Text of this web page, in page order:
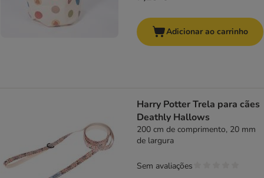
Adicionar ao carrinho
Harry Potter Trela para cães
Deathly Hallows
200 cm de comprimento, 20 mm
de largura
Sem avaliações